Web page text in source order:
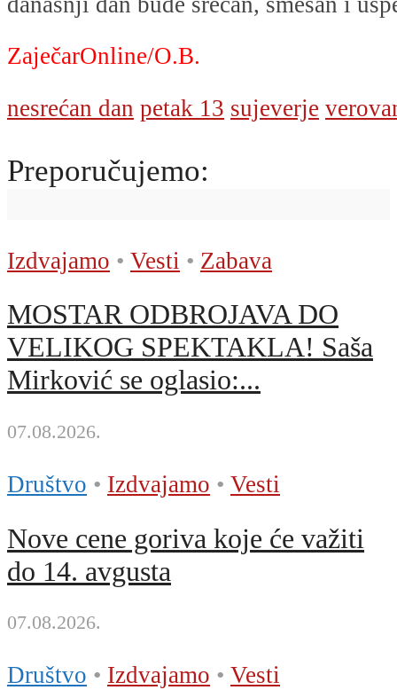
ZaječarOnline/O.B.
nesrećan dan petak 13 sujeverje
Preporučujemo:
Izdvajamo • Vesti • Zabava
MOSTAR ODBROJAVA DO
VELIKOG SPEKTAKLA! Saša
Mirković se oglasio:...
07.08.2026.
Društvo • Izdvajamo • Vesti
Nove cene goriva koje će važiti
do 14. avgusta
07.08.2026.
Društvo • Izdvajamo • Vesti